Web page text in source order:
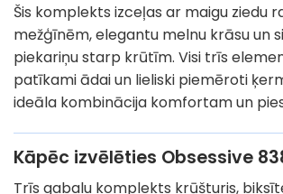
Šis komplekts izceļas ar maigu ziedu
mežģīnēm, elegantu melnu krāsu un
piekariņu starp krūtīm. Visi trīs
patīkami ādai un lieliski piemēroti
ideāla kombinācija komfortam un
Kāpēc izvēlēties Obsessive
Trīs gabalu komplekts krūšturis,